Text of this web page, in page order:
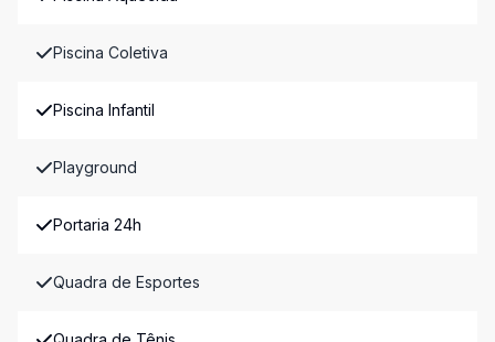
Piscina Coletiva
Piscina Infantil
Playground
Portaria 24h
Quadra de Esportes